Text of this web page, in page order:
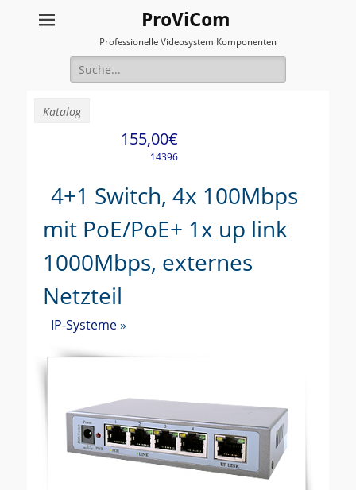
ProViCom
Professionelle Videosystem Komponenten
Suche
für:
Katalog
155,00€
14396
4+1 Switch, 4x 100Mbps
mit PoE/PoE+ 1x up link
1000Mbps, externes
Netzteil
IP-Systeme»